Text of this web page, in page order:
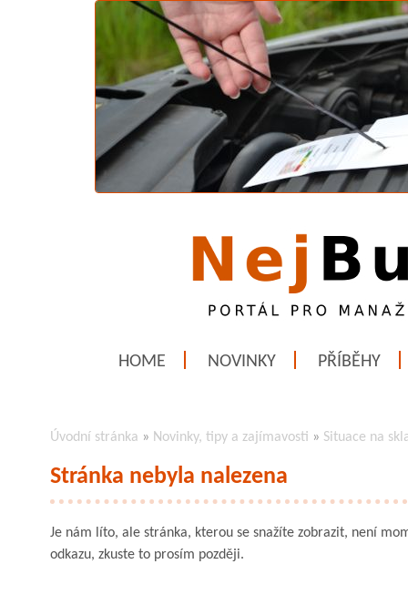
HOME NOVINKY PŘÍBĚHY
Úvodní stránka » Novinky, tipy a zajímavosti » Situace na
Stránka nebyla nalezena
Je nám líto, ale stránka, kterou se snažíte zobrazit, není
odkazu, zkuste to prosím později.